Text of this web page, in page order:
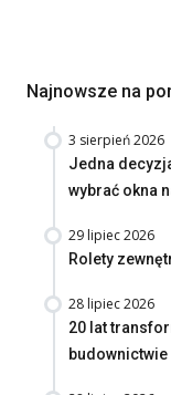
Najnowsze na
3 sierpień 2026
Jedna
wybrać okna
29 lipiec 2026
Rolety
28 lipiec 2026
20 lat
budownictwie